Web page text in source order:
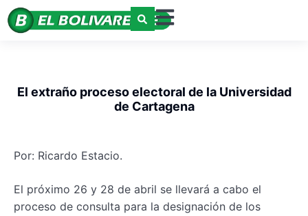
El extraño proceso electoral de la Universidad
de Cartagena
Por: Ricardo Estacio.
El próximo 26 y 28 de abril se llevará a cabo el
proceso de consulta para la designación de los